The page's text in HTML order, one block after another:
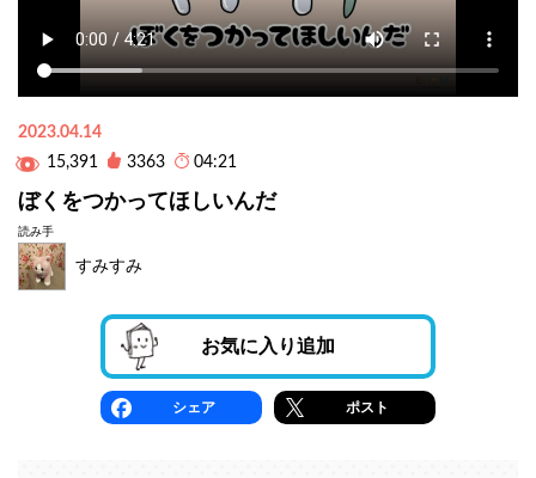
2023.04.14
15,391
3363 04:21
ぼくをつかってほしいんだ
読み手
すみすみ
お気に入り追加
シェア ポスト